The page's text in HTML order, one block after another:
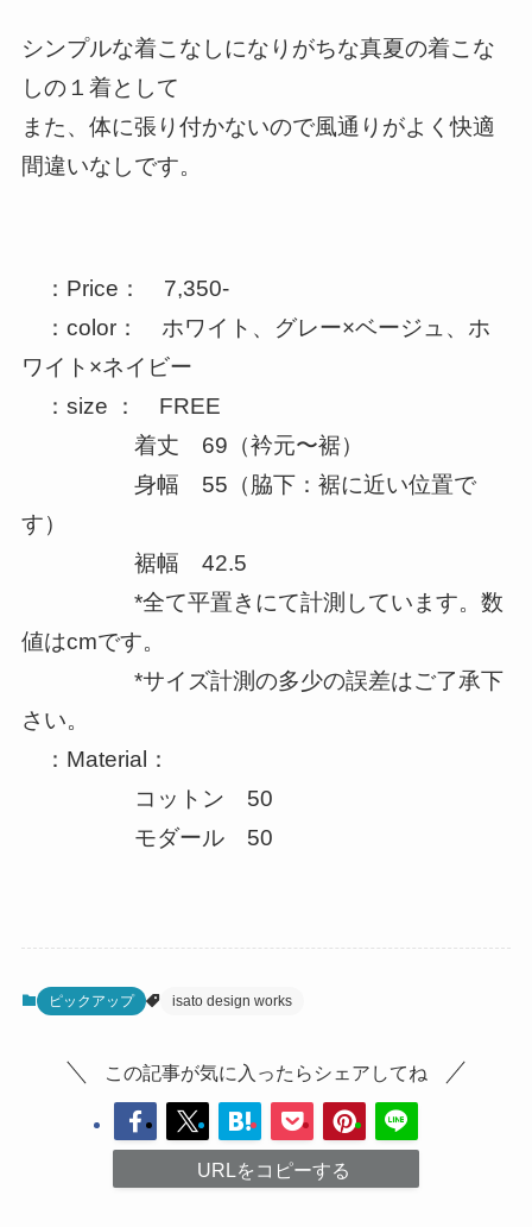
シンプルな着こなしになりがちな真夏の着こな
しの１着として
また、体に張り付かないので風通りがよく快適
間違いなしです。
：Price： 7,350-
：color： ホワイト、グレー×ベージュ、ホ
ワイト×ネイビー
：size ： FREE
着丈 69（衿元〜裾）
身幅 55（脇下：裾に近い位置で
す）
裾幅 42.5
*全て平置きにて計測しています。数
値はcmです。
*サイズ計測の多少の誤差はご了承下
さい。
：Material：
コットン 50
モダール 50
ピックアップ isato design works
この記事が気に入ったらシェアしてね
URLをコピーする